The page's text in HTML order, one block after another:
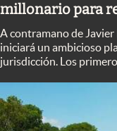
Otras secciones
Apertura
Infotechnology
Clima
millonario para
A contramano de
iniciará un ambicioso
jurisdicción. Los